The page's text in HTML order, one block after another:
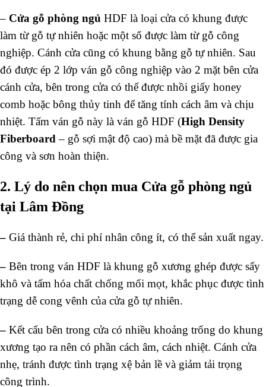
– Cửa gỗ phòng ngủ HDF là loại cửa có khung được
làm từ gỗ tự nhiên hoặc một số được làm từ gỗ công
nghiệp. Cánh cửa cũng có khung bằng gỗ tự nhiên. Sau
đó được ép 2 lớp ván gỗ công nghiệp vào 2 mặt bên cửa
cánh cửa, bên trong cửa có thể được nhồi giấy honey
comb hoặc bông thủy tinh để tăng tính cách âm và chịu
nhiệt. Tấm ván gỗ này là ván gỗ HDF (High Density
Fiberboard – gỗ sợi mật độ cao) mà bề mặt đã được gia
công và sơn hoàn thiện.
2. Lý do nên chọn mua Cửa gỗ phòng ngủ
tại Lâm Đồng
– Giá thành rẻ, chi phí nhân công ít, có thể sản xuất ngay.
– Bên trong ván HDF là khung gỗ xương ghép được sấy
khô và tấm hóa chất chống mối mọt, khắc phục được tình
trạng dễ cong vênh của cửa gỗ tự nhiên.
– Kết cấu bên trong cửa có nhiều khoảng trống do khung
xương tạo ra nên có phần cách âm, cách nhiệt. Cánh cửa
nhẹ, tránh được tình trạng xệ bản lề và giảm tải trọng
công trình.